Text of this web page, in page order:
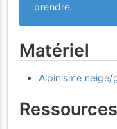
prendre.
Matériel
Alpinisme